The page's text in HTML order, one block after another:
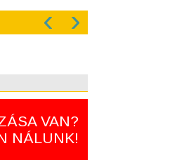
‹ ›
VAN?
NÁLUNK!